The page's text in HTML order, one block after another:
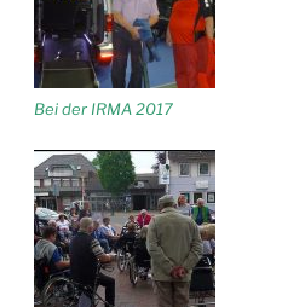
Bei der IRMA 2017